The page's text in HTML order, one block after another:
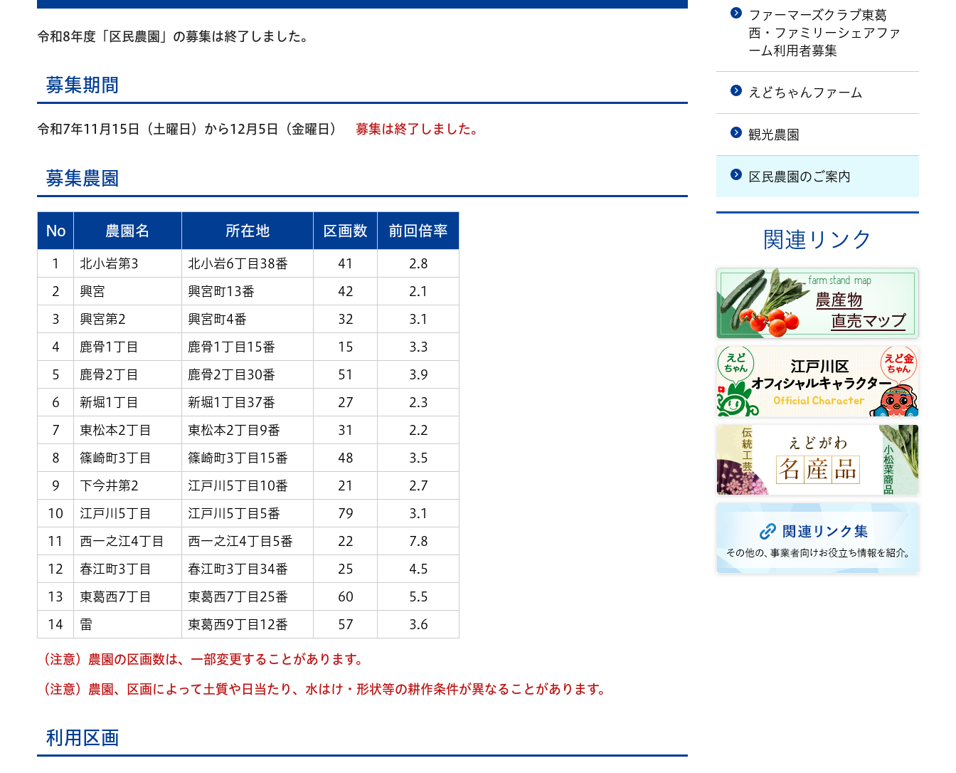
令和8年度「区民農園」の募集は終了しました。
募集期間
令和7年11月15日（土曜日）から12月5日（金曜日） 募集は終了しました。
募集農園
No 農園名 所在地 区画数 前回倍率
1 北小岩第3 北小岩6丁目38番 41 2.8
2 興宮 興宮町13番 42 2.1
3 興宮第2 興宮町4番 32 3.1
4 鹿骨1丁目 鹿骨1丁目15番 15 3.3
5 鹿骨2丁目 鹿骨2丁目30番 51 3.9
6 新堀1丁目 新堀1丁目37番 27 2.3
7 東松本2丁目 東松本2丁目9番 31 2.2
8 篠崎町3丁目 篠崎町3丁目15番 48 3.5
9 下今井第2 江戸川5丁目10番 21 2.7
10 江戸川5丁目 江戸川5丁目5番 79 3.1
11 西一之江4丁目 西一之江4丁目5番 22 7.8
12 春江町3丁目 春江町3丁目34番 25 4.5
13 東葛西7丁目 東葛西7丁目25番 60 5.5
14 雷 東葛西9丁目12番 57 3.6
（注意）農園の区画数は、一部変更することがあります。
（注意）農園、区画によって土質や日当たり、水はけ・形状等の耕作条件が異なることがあります。
利用区画
ファーマーズクラブ東葛
西・ファミリーシェアファ
ーム利用者募集
えどちゃんファーム
観光農園
区民農園のご案内
関連リンク